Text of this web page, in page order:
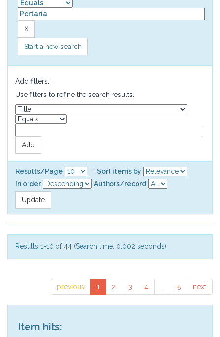
Start a new search
Add filters:
Use filters to refine the search results.
Results/Page
Sort items by
In order
Authors/record
Results 1-10 of 44 (Search time: 0.002 seconds).
previous 1 2 3 4 5 next
Item hits: